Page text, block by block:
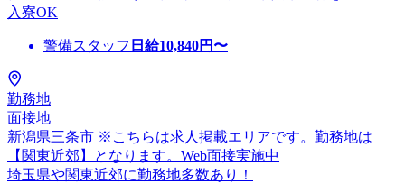
入寮OK
警備スタッフ 日給10,840円〜
勤務地
面接地
新潟県三条市 ※こちらは求人掲載エリアです。勤務地は
【関東近郊】となります。Web面接実施中
埼玉県や関東近郊に勤務地多数あり！